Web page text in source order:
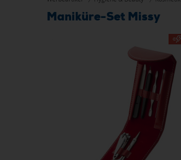
Maniküre-Set Missy